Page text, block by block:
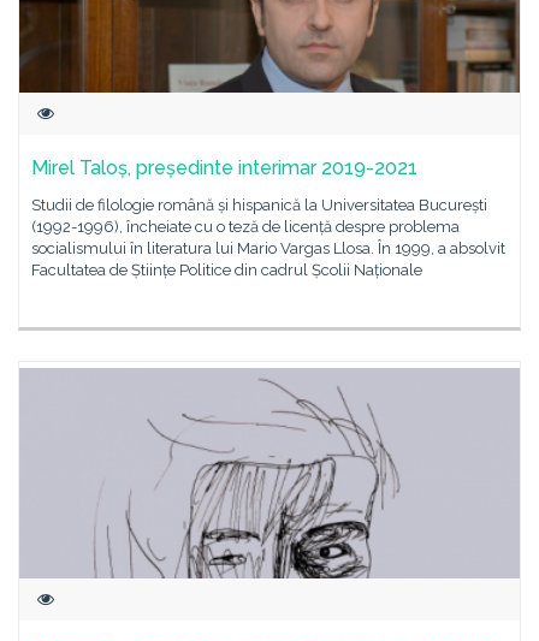
Mirel Taloș, președinte interimar 2019-2021
Studii de filologie română și hispanică la Universitatea București
(1992-1996), încheiate cu o teză de licență despre problema
socialismului în literatura lui Mario Vargas Llosa. În 1999, a absolvit
Facultatea de Științe Politice din cadrul Școlii Naționale